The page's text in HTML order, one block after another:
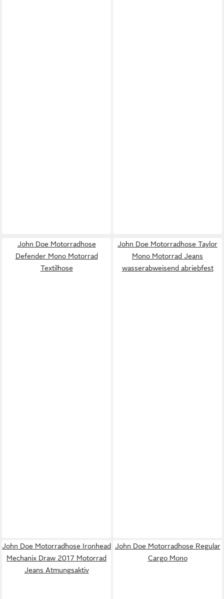
John Doe Motorradhose
Defender Mono Motorrad
Textilhose
John Doe Motorradhose Taylor
Mono Motorrad Jeans
wasserabweisend abriebfest
John Doe Motorradhose Ironhead
Mechanix Draw 2017 Motorrad
Jeans Atmungsaktiv
John Doe Motorradhose Regular
Cargo Mono